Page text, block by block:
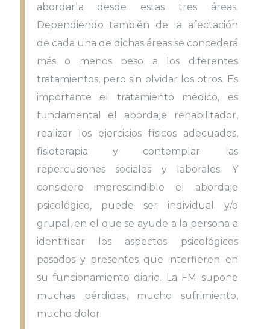
abordarla desde estas tres áreas.
Dependiendo también de la afectación
de cada una de dichas áreas se concederá
más o menos peso a los diferentes
tratamientos, pero sin olvidar los otros. Es
importante el tratamiento médico, es
fundamental el abordaje rehabilitador,
realizar los ejercicios físicos adecuados,
fisioterapia y contemplar las
repercusiones sociales y laborales. Y
considero imprescindible el abordaje
psicológico, puede ser individual y/o
grupal, en el que se ayude a la persona a
identificar los aspectos psicológicos
pasados y presentes que interfieren en
su funcionamiento diario. La FM supone
muchas pérdidas, mucho sufrimiento,
mucho dolor.